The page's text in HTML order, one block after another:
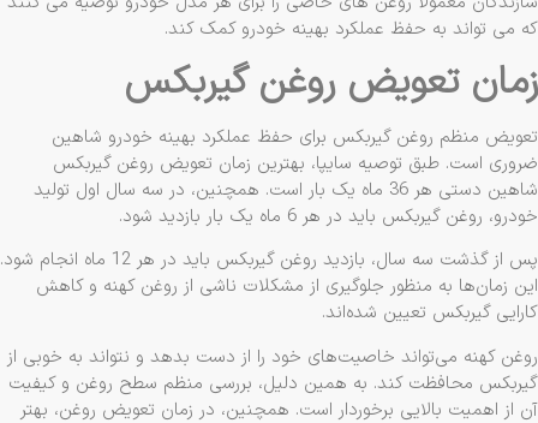
می ‌تواند به حفظ عملکرد بهینه خودرو کمک کند.
تعویض روغن گیربکس
منظم روغن گیربکس برای حفظ عملکرد بهینه خودرو شاهین
است. طبق توصیه سایپا، بهترین زمان تعویض روغن گیربکس
شاهین دستی هر 36 ماه یک بار است. همچنین، در سه سال اول تولید
روغن گیربکس باید در هر 6 ماه یک بار بازدید شود.
پس از گذشت سه سال، بازدید روغن گیربکس باید در هر 12 ماه انجام شود.
زمان‌ها به منظور جلوگیری از مشکلات ناشی از روغن کهنه و کاهش
گیربکس تعیین شده‌اند.
کهنه می‌تواند خاصیت‌های خود را از دست بدهد و نتواند به خوبی از
محافظت کند. به همین دلیل، بررسی منظم سطح روغن و کیفیت
از اهمیت بالایی برخوردار است. همچنین، در زمان تعویض روغن، بهتر